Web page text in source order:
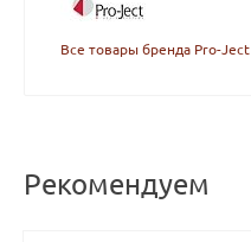
Все товары бренда Pro-Ject
Рекомендуем